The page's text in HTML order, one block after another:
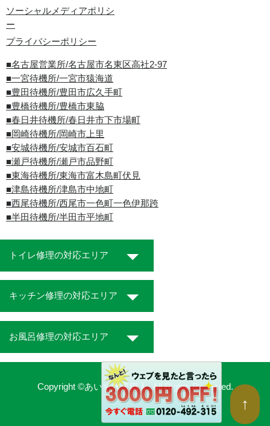
ソーシャルメディアポリシ
ー
プライバシーポリシー
■名古屋営業所/名古屋市名東区高社2-97
■一宮待機所/一宮市猿海道
■豊田待機所/豊田市広久手町
■豊橋待機所/豊橋市東脇
■春日井待機所/春日井市下市場町
■岡崎待機所/岡崎市上里
■安城待機所/安城市百石町
■瀬戸待機所/瀬戸市品野町
■東海待機所/東海市富木島町伏見
■津島待機所/津島市中地町
■西尾待機所/西尾市一色町一色伊那跨
■半田待機所/半田市平地町
トイレ修理の対応エリア
キッチン修理の対応エリア
お風呂修理の対応エリア
Copyright ©あいち水道職人. All Rights Reserved.
↑